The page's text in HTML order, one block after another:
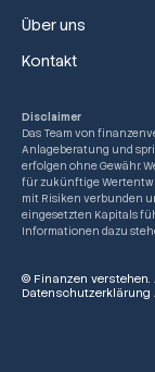
Über uns
Kontakt
Disclaimer
Das Team von
Anlageberatung und
erfolgen ohne Gewähr.
für zukünftige
mit Risiken verbunden
eingesetzten Kapitals
Informationen dazu
© Finanzen verstehen.
Datenschutzerklärung